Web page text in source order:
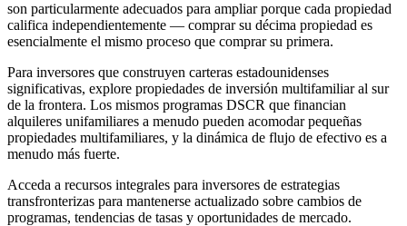
son particularmente adecuados para ampliar porque cada propiedad
califica independientemente — comprar su décima propiedad es
esencialmente el mismo proceso que comprar su primera.
Para inversores que construyen carteras estadounidenses
significativas, explore propiedades de inversión multifamiliar al sur
de la frontera. Los mismos programas DSCR que financian
alquileres unifamiliares a menudo pueden acomodar pequeñas
propiedades multifamiliares, y la dinámica de flujo de efectivo es a
menudo más fuerte.
Acceda a recursos integrales para inversores de estrategias
transfronterizas para mantenerse actualizado sobre cambios de
programas, tendencias de tasas y oportunidades de mercado.